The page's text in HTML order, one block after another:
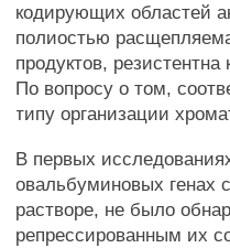
кодирующих областей
полиостью
продуктов,
По вопросу о том,
типу организации
В первых
овальбуминовых генах
растворе, не было
репрессированным их